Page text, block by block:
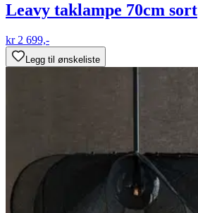
Leavy taklampe 70cm sort
kr 2 699,-
Legg til ønskeliste